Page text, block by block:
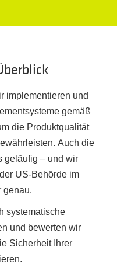
implementieren und
gemäß
die Produktqualität
Auch die
geläufig – und wir
US-Behörde im
genau.
systematische
und bewerten wir
Sicherheit Ihrer